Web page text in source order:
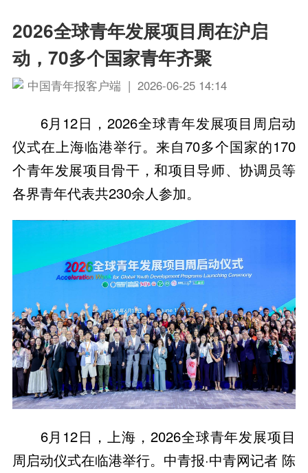
2026全球青年发展项目周在沪启
动，70多个国家青年齐聚
中国青年报客户端 | 2026-06-25 14:14
6月12日，2026全球青年发展项目周启动
仪式在上海临港举行。来自70多个国家的170
个青年发展项目骨干，和项目导师、协调员等
各界青年代表共230余人参加。
6月12日，上海，2026全球青年发展项目
周启动仪式在临港举行。中青报·中青网记者 陈